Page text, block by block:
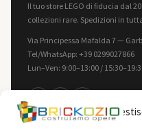
Il tuo store LEGO di fiducia dal
collezioni rare. Spedizioni in
Via Principessa Mafalda 7 —
Tel/WhatsApp: +39 0299027866
Lun–Ven: 9:00–13:00 /